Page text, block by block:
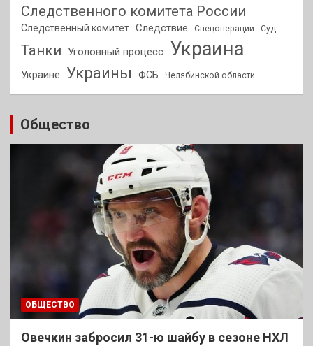
Следственного комитета России
Следственный комитет Следствие Спецоперации Суд
Танки Уголовный процесс Украина
Украине Украины ФСБ Челябинской области
Общество
ОБЩЕСТВО
Овечкин забросил 31-ю шайбу в сезоне НХЛ